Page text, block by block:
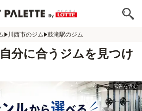
川西市のジム 鼓滝駅のジム
分に合うジムを見つけ